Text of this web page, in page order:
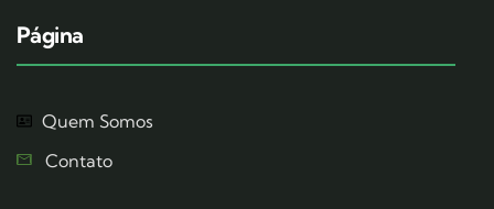
Página
Quem Somos
Contato